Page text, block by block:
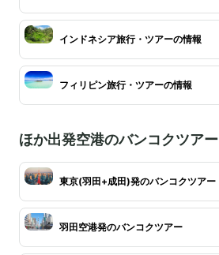
インドネシア旅行・ツアーの情報
フィリピン旅行・ツアーの情報
ほか出発空港のバンコクツアー
東京(羽田+成田)発のバンコクツアー
羽田空港発のバンコクツアー